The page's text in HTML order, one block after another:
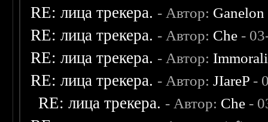
RE: лица трекера. - Автор: Ganelon
RE: лица трекера. - Автор: Che -
RE: лица трекера. - Автор:
RE: лица трекера. - Автор:JIareP -
RE: лица трекера. - Автор: Che -